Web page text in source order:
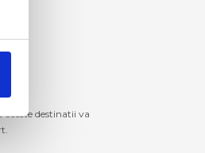
destinatii va